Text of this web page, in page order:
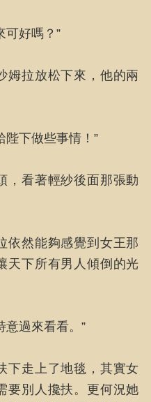
可好嗎？”
姆拉放松下來，他的兩
陛下做些事情！”
，看著輕紗後面那張動
依然能夠感覺到女王那
天下所有男人傾倒的光
意過來看看。”
下走上了地毯，其實女
要別人攙扶。更何況她